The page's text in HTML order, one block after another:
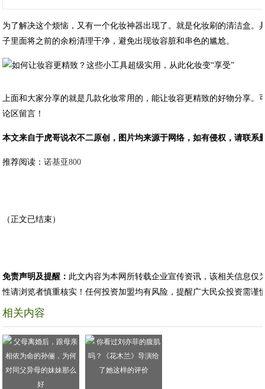
为了解决这个烦恼，又有一个化妆神器出现了。就是化妆刷的清洁盒
子里面将之前的余粉清理干净，避免出现妆容脏和串色的尴尬。
上面和大家分享的就是几款化妆常用的，能让妆容更精致的好物分享
论区留言！
本文来自于虎哥说衣不二原创，图片均来源于网络，如有侵权，请联系
推荐阅读：诺基亚800
（正文已结束）
免责声明及提醒： 此文内容为本网所转载企业宣传资讯，该相关信息
性请浏览者慎重核实！任何投资加盟均有风险，提醒广大民众投资需谨
相关内容